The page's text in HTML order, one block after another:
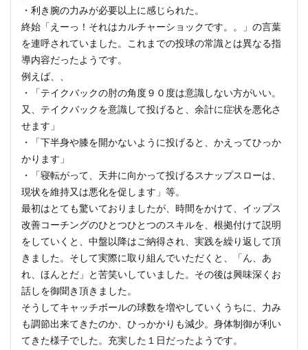
・利き腕の力みが必要以上に感じられた。
終始「えーっ！それはカルチャーショックです。。」の言葉
を連呼されていました。これまでの投球の常識とは異なる指
導内容だったようです。
例えば、、
・「テイクバックの肘の角度９０度は意識しない方がいい。
又、テイクバックを意識して投げると、余計に症状を悪化さ
せます」
・「下半身や膝を開かないように投げると、かえってひっか
かります」
・「寝転がって、天井に向かって投げるスナップスローは、
現状を維持又は悪化を促します」等。
最初はとても驚いておりましたが、時間をかけて、イップス
改善コーチングのひとつひとつのスキルを、根拠付けて説明
をしていくと、中盤以降はご納得され、実践を繰り返して頂
きました。そして実際に取り組んでいただくと、「ん、あ
れ、ほんとだ」と苦笑いしていました。その後は興味深くお
話しを御聞き頂きました。
そうしてキャッチボールの球数を増やしていくうちに、力み
も調節出来てきたのか、ひっかかりも減少。身体制御が利い
てきた様子でした。充実した１日だったようです。